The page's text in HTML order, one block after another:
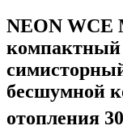
NEON WCE
компактный
бесшумной
отопления